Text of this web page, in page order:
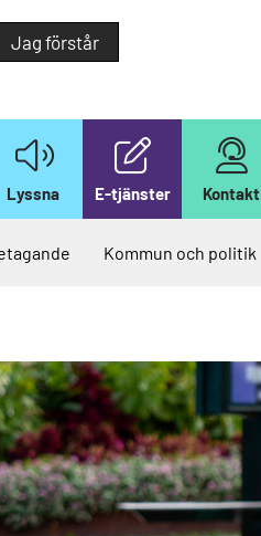
Jag förstår
Lyssna E-tjänster Kontakt
Kommun och politik